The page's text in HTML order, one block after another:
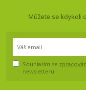
Můžete se kdykoli
Souhlasím se
newsletteru.